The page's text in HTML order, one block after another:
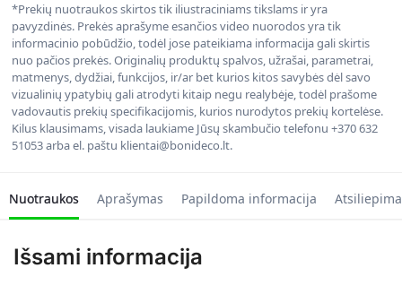
*Prekių nuotraukos skirtos tik iliustraciniams tikslams ir yra
pavyzdinės. Prekės aprašyme esančios video nuorodos yra tik
informacinio pobūdžio, todėl jose pateikiama informacija gali skirtis
nuo pačios prekės. Originalių produktų spalvos, užrašai, parametrai,
matmenys, dydžiai, funkcijos, ir/ar bet kurios kitos savybės dėl savo
vizualinių ypatybių gali atrodyti kitaip negu realybėje, todėl prašome
vadovautis prekių specifikacijomis, kurios nurodytos prekių kortelėse.
Kilus klausimams, visada laukiame Jūsų skambučio telefonu +370 632
51053 arba el. paštu klientai@bonideco.lt.
Nuotraukos Aprašymas Papildoma informacija
Išsami informacija